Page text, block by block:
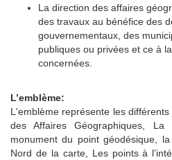
La direction des affaires
des travaux au bénéfice des
gouvernementaux, des
publiques ou privées et ce à
concernées.
L’emblème:
L'emblème représente les
des Affaires Géographiques, La
monument du point géodésique,
Nord de la carte, Les points à